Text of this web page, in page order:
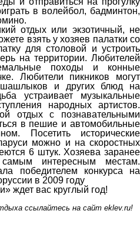
в волейбол, бадминтон,
отдых или экзотичный, не
взять у хозяев палатки со
для столовой и устроить
на территории. Любителей
походы и конные
Любители пикников могут
шашлыков и других блюд на
устраивает музыкальные
народных артистов.
отдых с познавательными
в пешие и автомобильные
Посетить исторические
можно и на скоростных
6 штук. Хозяева заранее
интересным местам.
победителем конкурса на
в 2009 году
ждет вас круглый год!
ссылайтесь на сайт eklev.ru!